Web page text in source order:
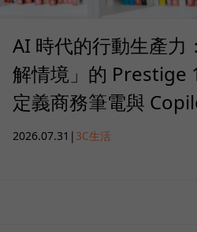
AI 時代的行動生產力
解情境」的 Prestige
定義商務筆電與
2026.07.31 | 3C生活